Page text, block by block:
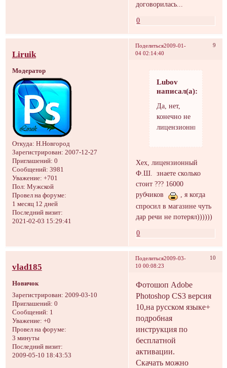
договорилась...
0
Поделиться 9
2009-01-
04 02:14:40
Liruik
Модератор
Откуда: Н.Новгород
Зарегистрирован: 2007-12-27
Приглашений: 0
Сообщений: 3981
Уважение: +701
Пол: Мужской
Провел на форуме:
1 месяц 12 дней
Последний визит:
2021-02-03 15:29:41
Lubov
написал(а):
Да, нет,
конечно не
лицензионный.
Хех, лицензионный
Ф.Ш. знаете сколько
стоит ??? 16000
рубчиков
, я когда
спросил в магазине чуть
дар речи не потерял))))))
0
Поделиться 10
2009-03-
10 00:08:23
vlad185
Новичок
Зарегистрирован: 2009-03-10
Приглашений: 0
Сообщений: 1
Уважение: +0
Провел на форуме:
3 минуты
Последний визит:
2009-05-10 18:43:53
Фотошоп Adobe
Photoshop CS3 версия
10,на русском языке+
подробная
инструкция по
бесплатной
активации.
Скачать можно